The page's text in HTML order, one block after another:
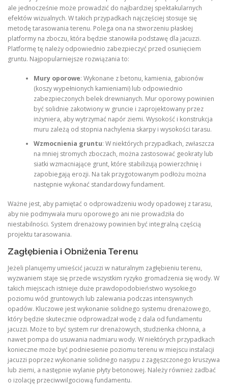
ale jednocześnie może prowadzić do najbardziej spektakularnych
efektów wizualnych. W takich przypadkach najczęściej stosuje się
metodę tarasowania terenu. Polega ona na stworzeniu płaskiej
platformy na zboczu, która będzie stanowiła podstawę dla jacuzzi.
Platformę tę należy odpowiednio zabezpieczyć przed osunięciem
gruntu. Najpopularniejsze rozwiązania to:
Mury oporowe: Wykonane z betonu, kamienia, gabionów
(koszy wypełnionych kamieniami) lub odpowiednio
zabezpieczonych belek drewnianych. Mur oporowy powinien
być solidnie zakotwiony w gruncie i zaprojektowany przez
inżyniera, aby wytrzymać napór ziemi. Wysokość i konstrukcja
muru zależą od stopnia nachylenia skarpy i wysokości tarasu.
Wzmocnienia gruntu: W niektórych przypadkach, zwłaszcza
na mniej stromych zboczach, można zastosować geokraty lub
siatki wzmacniające grunt, które stabilizują powierzchnię i
zapobiegają erozji. Na tak przygotowanym podłożu można
następnie wykonać standardowy fundament.
Ważne jest, aby pamiętać o odprowadzeniu wody opadowej z tarasu,
aby nie podmywała muru oporowego ani nie prowadziła do
niestabilności. System drenażowy powinien być integralną częścią
projektu tarasowania.
Zagłębienia i Obniżenia Terenu
Jeżeli planujemy umieścić jacuzzi w naturalnym zagłębieniu terenu,
wyzwaniem staje się przede wszystkim ryzyko gromadzenia się wody. W
takich miejscach istnieje duże prawdopodobieństwo wysokiego
poziomu wód gruntowych lub zalewania podczas intensywnych
opadów. Kluczowe jest wykonanie solidnego systemu drenażowego,
który będzie skutecznie odprowadzał wodę z dala od fundamentu
jacuzzi. Może to być system rur drenażowych, studzienka chłonna, a
nawet pompa do usuwania nadmiaru wody. W niektórych przypadkach
konieczne może być podniesienie poziomu terenu w miejscu instalacji
jacuzzi poprzez wykonanie solidnego nasypu z zagęszczonego kruszywa
lub ziemi, a następnie wylanie płyty betonowej. Należy również zadbać
o izolację przeciwwilgociową fundamentu.